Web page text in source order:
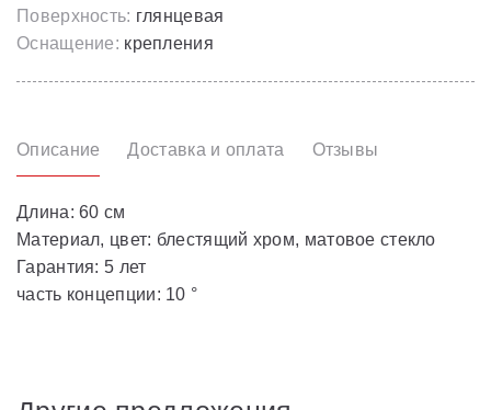
Поверхность: глянцевая
Оснащение: крепления
Описание Доставка и оплата Отзывы
Длина: 60 см
Материал, цвет: блестящий хром, матовое стекло
Гарантия: 5 лет
часть концепции: 10 °